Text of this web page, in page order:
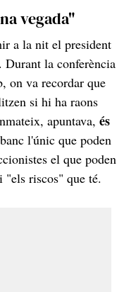
vegada"
a la nit el president
Durant la conferència
on va recordar que
si hi ha raons
apuntava, és
l'únic que poden
el que poden
"els riscos" que té.